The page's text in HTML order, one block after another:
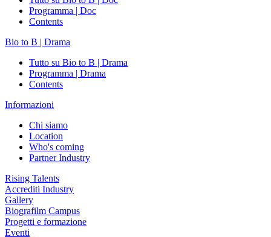
Programma | Doc
Contents
Bio to B | Drama
Tutto su Bio to B | Drama
Programma | Drama
Contents
Informazioni
Chi siamo
Location
Who's coming
Partner Industry
Rising Talents
Accrediti Industry
Gallery
Biografilm Campus
Progetti e formazione
Eventi